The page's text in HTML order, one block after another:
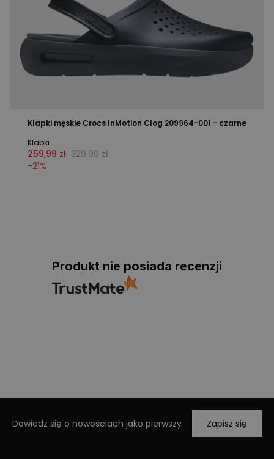
Klapki męskie Crocs InMotion Clog 209964-001 - czarne
Klapki
259,99 zł 329,99 zł
-21%
Produkt nie posiada recenzji
Dowiedz się o nowościach jako pierwszy Zapisz się